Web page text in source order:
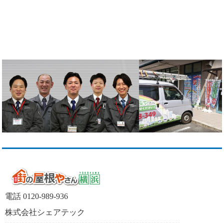
電話 0120-989-936
株式会社シェアテック